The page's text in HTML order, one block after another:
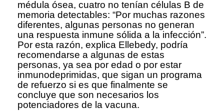
médula ósea, cuatro no tenían células B de
memoria detectables: “Por muchas razones
diferentes, algunas personas no generan
una respuesta inmune sólida a la infección”.
Por esta razón, explica Ellebedy, podría
recomendarse a algunas de estas
personas, ya sea por edad o por estar
inmunodeprimidas, que sigan un programa
de refuerzo si es que finalmente se
concluye que son necesarios los
potenciadores de la vacuna.